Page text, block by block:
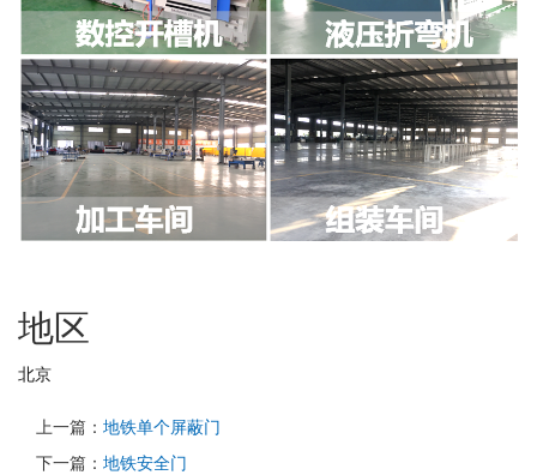
地区
北京
上一篇： 地铁单个屏蔽门
下一篇： 地铁安全门